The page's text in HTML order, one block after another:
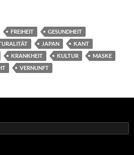
FREIHEIT
GESUNDHEIT
JAPAN
KANT
KRANKHEIT KULTUR
MASKE
VERNUNFT